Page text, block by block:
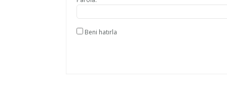
Beni hatırla